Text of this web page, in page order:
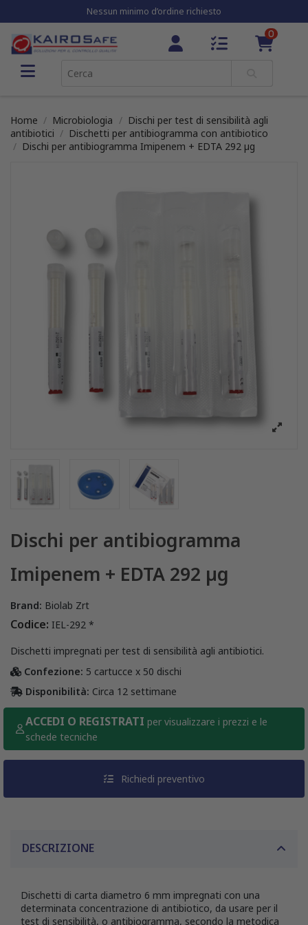
Nessun minimo d’ordine richiesto
0
Home Microbiologia
Dischi per test di sensibilità agli
antibiotici
Dischetti per antibiogramma con antibiotico
Dischi per antibiogramma Imipenem + EDTA 292 µg
Dischi per antibiogramma
Imipenem + EDTA 292 µg
Brand: Biolab Zrt
Codice: IEL-292 *
Dischetti impregnati per test di sensibilità agli antibiotici.
Confezione: 5 cartucce x 50 dischi
Disponibilità: Circa 12 settimane
ACCEDI O REGISTRATI per visualizzare i prezzi e le
schede tecniche
Richiedi preventivo
DESCRIZIONE
Dischetti di carta diametro 6 mm impregnati con una
determinata concentrazione di antibiotico, da usare per il
test di sensibilità, o antibiogramma, secondo la metodica